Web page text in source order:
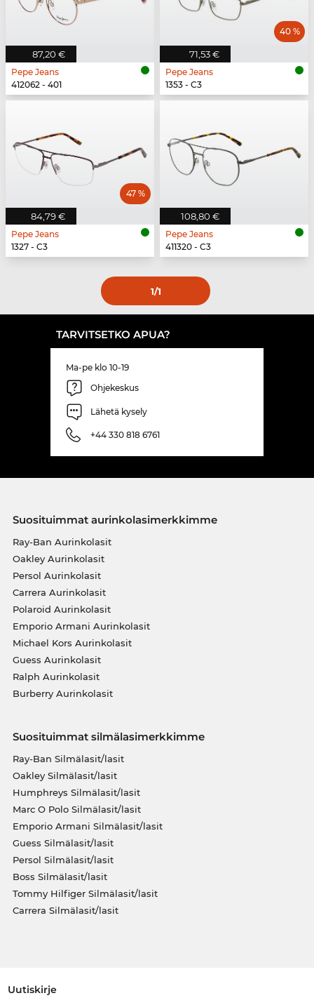
87,20 €
Pepe Jeans
412062 - 401
71,53 €
40 %
Pepe Jeans
1353 - C3
84,79 €
47 %
Pepe Jeans
1327 - C3
108,80 €
Pepe Jeans
411320 - C3
1/1
TARVITSETKO APUA?
Ma-pe klo 10-19
Ohjekeskus
Lähetä kysely
+44 330 818 6761
Suosituimmat aurinkolasimerkkimme
Ray-Ban Aurinkolasit
Oakley Aurinkolasit
Persol Aurinkolasit
Carrera Aurinkolasit
Polaroid Aurinkolasit
Emporio Armani Aurinkolasit
Michael Kors Aurinkolasit
Guess Aurinkolasit
Ralph Aurinkolasit
Burberry Aurinkolasit
Suosituimmat silmälasimerkkimme
Ray-Ban Silmälasit/lasit
Oakley Silmälasit/lasit
Humphreys Silmälasit/lasit
Marc O Polo Silmälasit/lasit
Emporio Armani Silmälasit/lasit
Guess Silmälasit/lasit
Persol Silmälasit/lasit
Boss Silmälasit/lasit
Tommy Hilfiger Silmälasit/lasit
Carrera Silmälasit/lasit
Uutiskirje